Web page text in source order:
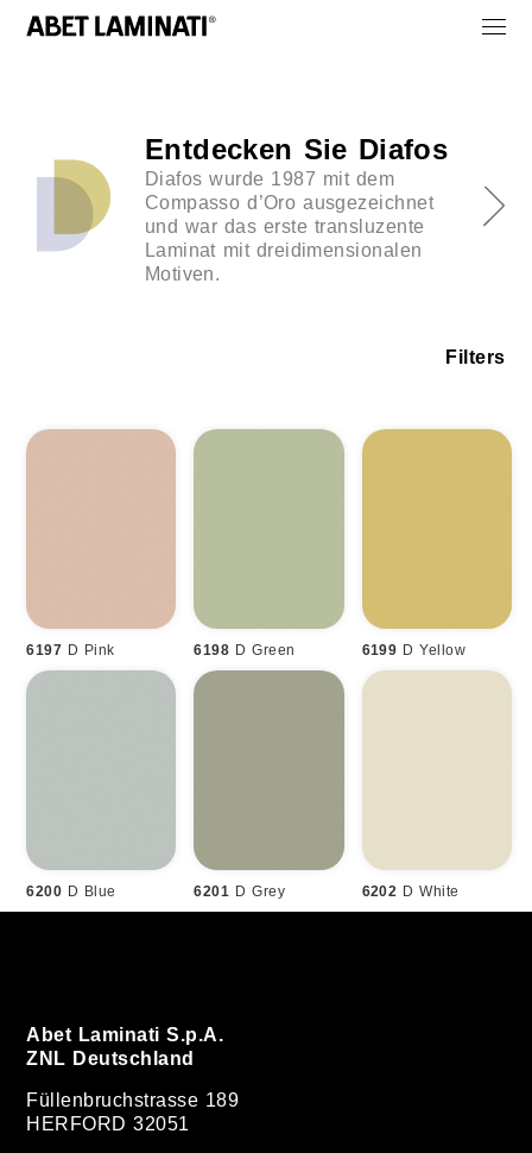
Entdecken Sie Diafos
Diafos wurde 1987 mit dem
Compasso d’Oro ausgezeichnet
und war das erste transluzente
Laminat mit dreidimensionalen
Motiven.
Filters
6197 D Pink 6198 D Green 6199 D Yellow
6200 D Blue 6201 D Grey 6202 D White
Abet Laminati S.p.A.
ZNL Deutschland
Füllenbruchstrasse 189
HERFORD 32051